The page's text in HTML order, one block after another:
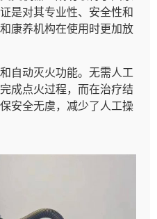
是对其专业性、安全性和
康养机构在使用时更加放
自动灭火功能。无需人工
成点火过程，而在治疗结
安全无虞，减少了人工操